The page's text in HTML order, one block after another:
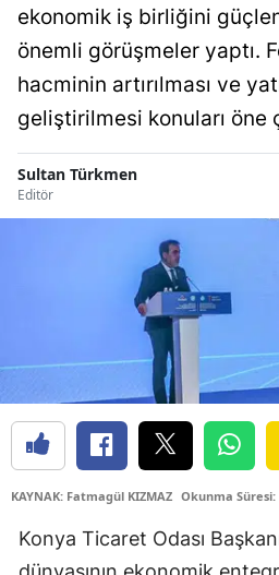
ekonomik iş birliğini
önemli görüşmeler yaptı.
hacminin artırılması ve
geliştirilmesi konuları öne
Sultan Türkmen
Editör
KAYNAK: Fatmagül KIZMAZ Okunma Süresi:
Konya Ticaret Odası